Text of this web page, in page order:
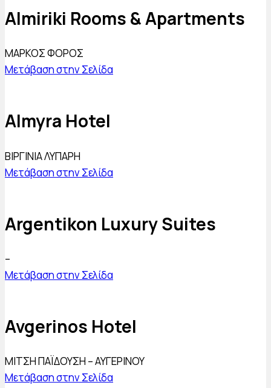
Almiriki Rooms & Apartments
ΜΑΡΚΟΣ ΦΟΡΟΣ
Μετάβαση στην Σελίδα
Almyra Hotel
ΒΙΡΓΙΝΙΑ ΛΥΠΑΡΗ
Μετάβαση στην Σελίδα
Argentikon Luxury Suites
–
Μετάβαση στην Σελίδα
Avgerinos Hotel
ΜΙΤΣΗ ΠΑΪΔΟΥΣΗ – ΑΥΓΕΡΙΝΟΥ
Μετάβαση στην Σελίδα